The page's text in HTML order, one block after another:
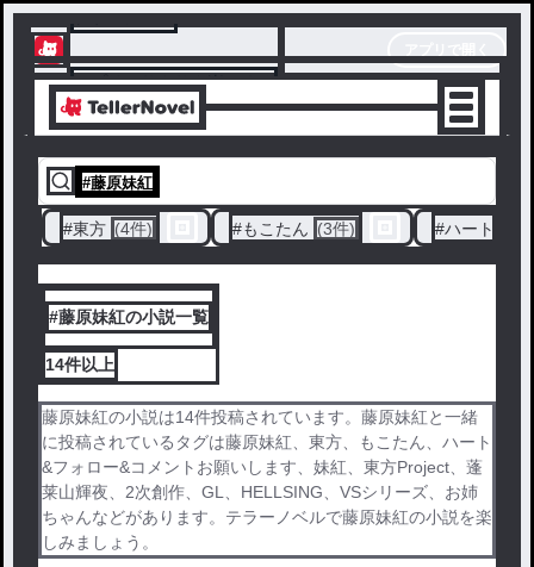
テラーノベル
アプリでサクサク楽しめる
#藤原妹紅
#東方 (4件) #もこたん (3件) #ハート&フ
#藤原妹紅の小説一覧
14件以上
藤原妹紅の小説は14件投稿されています。藤原妹紅と一緒
に投稿されているタグは藤原妹紅、東方、もこたん、ハート
&フォロー&コメントお願いします、妹紅、東方Project、蓬
莱山輝夜、2次創作、GL、HELLSING、VSシリーズ、お姉
ちゃんなどがあります。テラーノベルで藤原妹紅の小説を楽
しみましょう。